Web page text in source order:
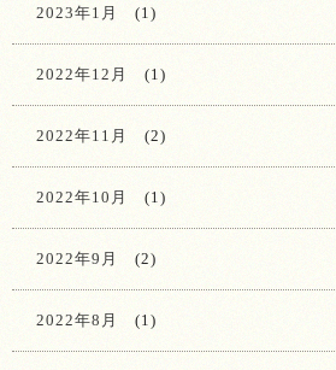
2023年1月 (1)
2022年12月 (1)
2022年11月 (2)
2022年10月 (1)
2022年9月 (2)
2022年8月 (1)